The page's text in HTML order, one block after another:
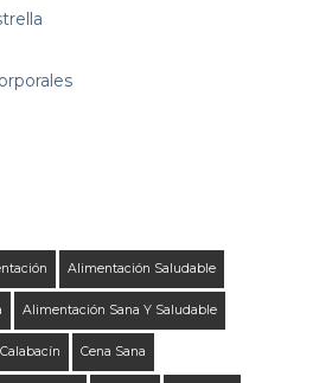
Alimentación Saludable
Alimentación Sana Y Saludable
Calabacín Cena Sana